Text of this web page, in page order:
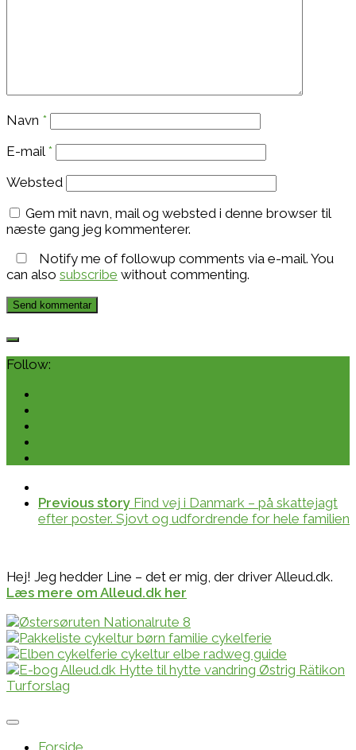
Navn *
E-mail *
Websted
Gem mit navn, mail og websted i denne browser til
næste gang jeg kommenterer.
Notify me of followup comments via e-mail. You
can also subscribe without commenting.
Follow:
Previous story Find vej i Danmark – på skattejagt
efter poster. Sjovt og udfordrende for hele familien
Hej! Jeg hedder Line – det er mig, der driver Alleud.dk.
Læs mere om Alleud.dk her